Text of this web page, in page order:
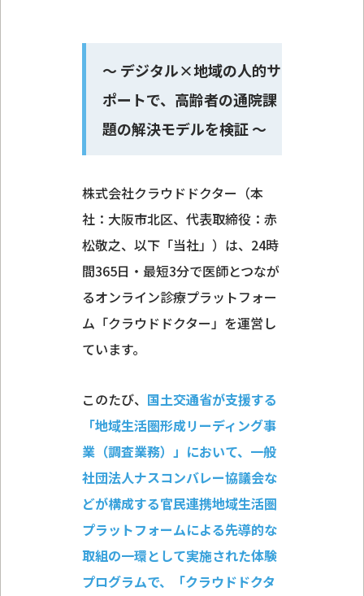
〜 デジタル×地域の人的サ
ポートで、高齢者の通院課
題の解決モデルを検証 〜
株式会社クラウドドクター（本
社：大阪市北区、代表取締役：赤
松敬之、以下「当社」）は、24時
間365日・最短3分で医師とつなが
るオンライン診療プラットフォー
ム「クラウドドクター」を運営し
ています。
このたび、 国土交通省が支援する
「地域生活圏形成リーディング事
業（調査業務）」において、一般
社団法人ナスコンバレー協議会な
どが構成する官民連携地域生活圏
プラットフォームによる先導的な
取組の一環として実施された体験
プログラムで、「クラウドドクタ